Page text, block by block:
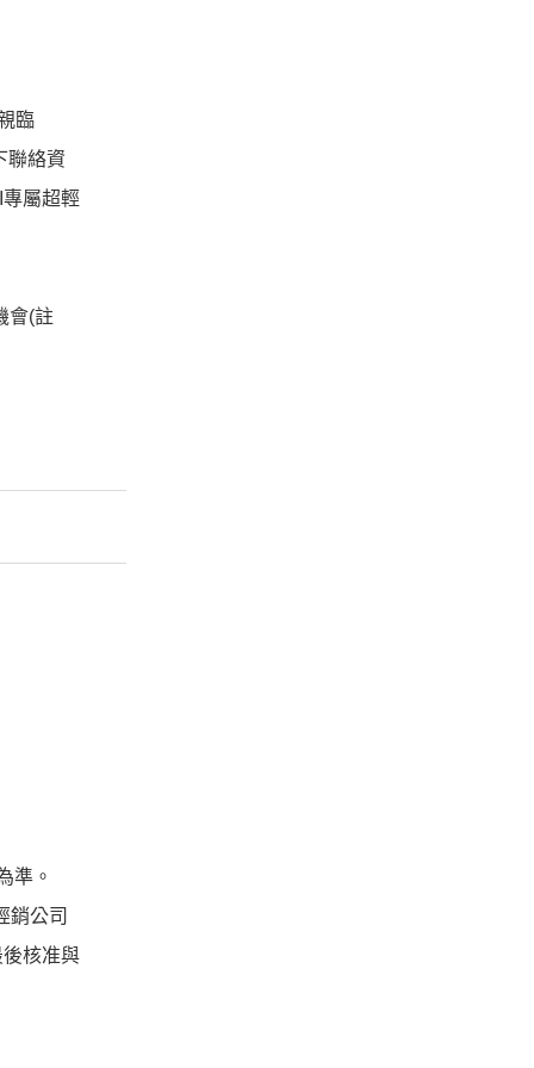
臨
聯絡資
屬超輕
會(註
準。
銷公司
核准與